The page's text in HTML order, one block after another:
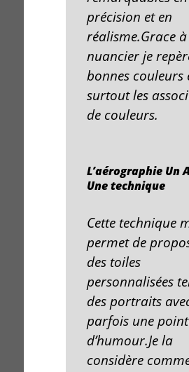
précision et en
réalisme.Grace
nuancierje
bonnes couleurs
surtout les
de couleurs.
L’aérographie Un
Une technique
Cette technique
permet de
des toiles
personnalisées
desportraits
parfois une
d’humour.Je la
considère